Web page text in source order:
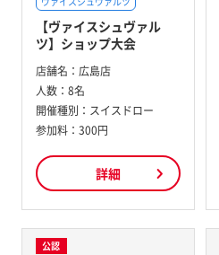
【ヴァイスシュヴァル
ツ】ショップ大会
店舗名： 広島店
人数： 8名
開催種別： スイスドロー
参加料： 300円
詳細
公認